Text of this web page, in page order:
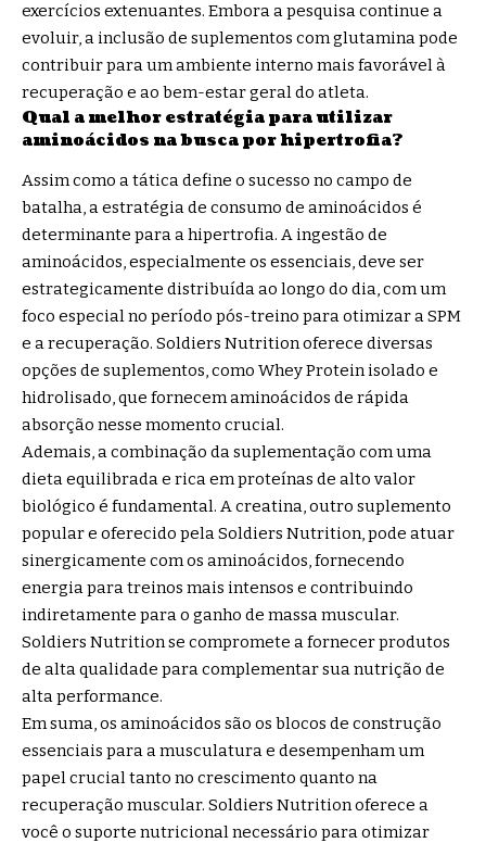
exercícios extenuantes. Embora a pesquisa continue a
evoluir, a inclusão de suplementos com glutamina pode
contribuir para um ambiente interno mais favorável à
recuperação e ao bem-estar geral do atleta.
Qual a melhor estratégia para utilizar
aminoácidos na busca por hipertrofia?
Assim como a tática define o sucesso no campo de
batalha, a estratégia de consumo de aminoácidos é
determinante para a hipertrofia. A ingestão de
aminoácidos, especialmente os essenciais, deve ser
estrategicamente distribuída ao longo do dia, com um
foco especial no período pós-treino para otimizar a SPM
e a recuperação. Soldiers Nutrition oferece diversas
opções de suplementos, como Whey Protein isolado e
hidrolisado, que fornecem aminoácidos de rápida
absorção nesse momento crucial.
Ademais, a combinação da suplementação com uma
dieta equilibrada e rica em proteínas de alto valor
biológico é fundamental. A creatina, outro suplemento
popular e oferecido pela Soldiers Nutrition, pode atuar
sinergicamente com os aminoácidos, fornecendo
energia para treinos mais intensos e contribuindo
indiretamente para o ganho de massa muscular.
Soldiers Nutrition se compromete a fornecer produtos
de alta qualidade para complementar sua nutrição de
alta performance.
Em suma, os aminoácidos são os blocos de construção
essenciais para a musculatura e desempenham um
papel crucial tanto no crescimento quanto na
recuperação muscular. Soldiers Nutrition oferece a
você o suporte nutricional necessário para otimizar